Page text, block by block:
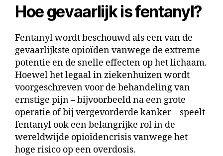
Hoe gevaarlijk is fentanyl?
Fentanyl wordt beschouwd als een van de
gevaarlijkste opioïden vanwege de extreme
potentie en de snelle effecten op het lichaam.
Hoewel het legaal in ziekenhuizen wordt
voorgeschreven voor de behandeling van
ernstige pijn – bijvoorbeeld na een grote
operatie of bij vergevorderde kanker – speelt
fentanyl ook een belangrijke rol in de
wereldwijde opioïdencrisis vanwege het
hoge risico op een overdosis.